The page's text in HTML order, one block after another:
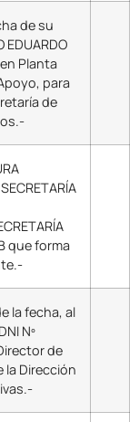
de su
EDUARDO
en Planta
para
de
que forma
la fecha, al
Nº
de
la Dirección